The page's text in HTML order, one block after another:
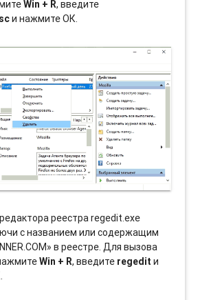
Win + R, введите
и нажмите ОК.
реестра regedit.exe
с названием или содержащим
в реестре. Для вызова
Win + R, введите regedit и